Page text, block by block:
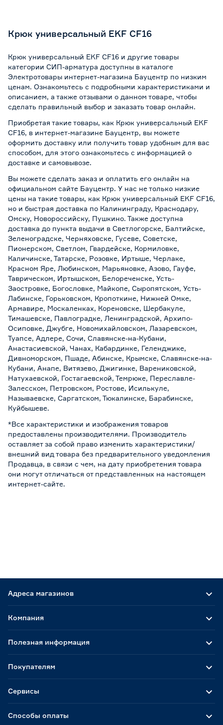
Крюк универсальный EKF CF16
Крюк универсальный EKF CF16 и другие товары
категории СИП-арматура доступны в каталоге
Электротовары интернет-магазина Бауцентр по низким
ценам. Ознакомьтесь с подробными характеристиками и
описанием, а также отзывами о данном товаре, чтобы
сделать правильный выбор и заказать товар онлайн.
Приобретая такие товары, как Крюк универсальный EKF
CF16, в интернет-магазине Бауцентр, вы можете
оформить доставку или получить товар удобным для вас
способом, для этого ознакомьтесь с информацией о
доставке и самовывозе.
Вы можете сделать заказ и оплатить его онлайн на
официальном сайте Бауцентр. У нас не только низкие
цены на такие товары, как Крюк универсальный EKF CF16,
но и быстрая доставка по Калининграду, Краснодару,
Омску, Новороссийску, Пушкино. Также доступна
доставка до пункта выдачи в Светлогорске, Балтийске,
Зеленоградске, Черняховске, Гусеве, Советске,
Пионерском, Светлом, Гвардейске, Кормиловке,
Каличинске, Татарске, Розовке, Иртыше, Черлаке,
Красном Яре, Любинском, Марьяновке, Азово, Гауфе,
Таврическом, Иртышском, Белореченске, Усть-
Заостровке, Богословке, Майкопе, Сыропятском, Усть-
Лабинске, Горьковском, Кропоткине, Нижней Омке,
Армавире, Москаленках, Кореновске, Шербакуле,
Тимашевске, Павлоградке, Ленинградской, Архипо-
Осиповке, Джубге, Новомихайловском, Лазаревском,
Туапсе, Адлере, Сочи, Славянске-на-Кубани,
Анастасиевской, Чанах, Кабардинке, Геленджике,
Дивноморском, Пшаде, Абинске, Крымске, Славянске-на-
Кубани, Анапе, Витязево, Джигинке, Варениковской,
Натухаевской, Гостагаевской, Темрюке, Переславле-
Залесском, Петровском, Ростове, Исилькуле,
Называевске, Саргатском, Тюкалинске, Барабинске,
Куйбышеве.
*Все характеристики и изображения товаров
предоставлены производителями. Производитель
оставляет за собой право изменить характеристики/
внешний вид товара без предварительного уведомления
Продавца, в связи с чем, на дату приобретения товара
они могут отличаться от представленных на настоящем
интернет-сайте.
Адреса магазинов
Способы оплаты
Компания
Полезная информация
Покупателям
Сервисы